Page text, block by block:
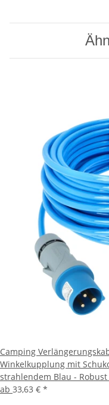
Camping
Winkelkupplung mit
strahlendem Blau - Robust
ab 33,63 € *